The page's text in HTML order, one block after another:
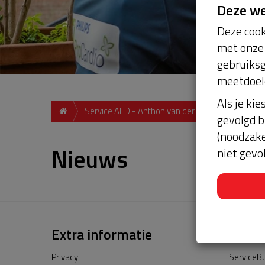
Service AED - Anthon van der Horstlaan -
Nieuws
Extra informatie
Privacy
Deze
Deze
met
Als je
gevolgd
niet